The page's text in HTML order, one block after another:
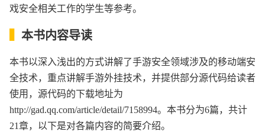
戏安全相关工作的学生等参考。
本书内容导读
本书以深入浅出的方式讲解了手游安全领域涉及的移动端安
全技术，重点讲解手游外挂技术，并提供部分源代码给读者
使用，源代码的下载地址为
http://gad.qq.com/article/detail/7158994。本书分为6篇，共计
21章，以下是对各篇内容的简要介绍。